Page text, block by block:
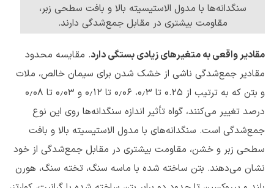
سنگدانه‌ها با مدول الاستیسیته بالا و بافت سطحی زبر،
مقاومت بیشتری در مقابل جمع‌شدگی دارند.
مقادیر واقعی به متغیرهای زیادی بستگی دارد. مقایسه محدود
مقادیر جمع‌شدگی ناشی از خشک شدن برای سیمان خالص، ملات
و بتن که به ترتیب از 0.25 تا ۰٫۳، ۰٫۰۶ تا ۰٫۱۲ و ۰٫۰۳ تا ۰٫۰۸
درصد تغییر می‌کنند، گواه تأثیر اندازه سنگدانه‌ها روی این نوع
جمع‌شدگی است. سنگدانه‌های با مدول الاستیسیته بالا و بافت
سطحی زبر و خشن، مقاومت بیشتری در مقابل جمع‌شدگی از خود
نشان می‌دهند. بتن ساخته شده با ماسه سنگ، تخته سنگ، هورن